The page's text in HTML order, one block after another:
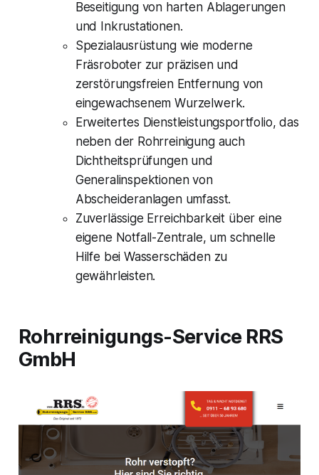
Beseitigung von harten Ablagerungen
und Inkrustationen.
Spezialausrüstung wie moderne
Fräsroboter zur präzisen und
zerstörungsfreien Entfernung von
eingewachsenem Wurzelwerk.
Erweitertes Dienstleistungsportfolio, das
neben der Rohrreinigung auch
Dichtheitsprüfungen und
Generalinspektionen von
Abscheideranlagen umfasst.
Zuverlässige Erreichbarkeit über eine
eigene Notfall-Zentrale, um schnelle
Hilfe bei Wasserschäden zu
gewährleisten.
Rohrreinigungs-Service RRS
GmbH